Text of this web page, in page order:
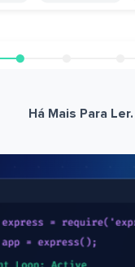
Há Mais Para Ler.